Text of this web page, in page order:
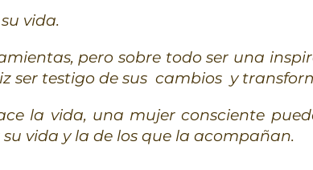
vida.
pero sobre todo ser una
ser testigo de sus cambios y
la vida, una mujer consciente
vida y la de los que la acompañan.